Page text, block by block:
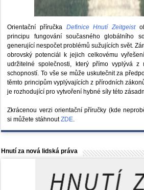
Orientační příručka Definice Hnutí Zeitgeist
principu fungování současného globálního
generující nespočet problémů sužujících svět.
obrovský potenciál k jejich celkovému
udržitelné společnosti, který přímo vyplývá z
schopností. To vše se může uskutečnit za
těmto principům vyplývajících z přírodních
je rozhodující pro vytvoření hybné síly této
Zkrácenou verzi orientační příručky (kde
si můžete stáhnoutZDE
Hnutí za nová lidská práva